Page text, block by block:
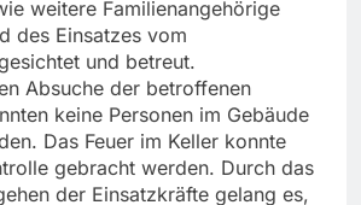
weitere Familienangehörige
des Einsatzes vom
und betreut.
Absuche der betroffenen
keine Personen im Gebäude
Das Feuer im Keller konnte
gebracht werden. Durch das
der Einsatzkräfte gelang es,